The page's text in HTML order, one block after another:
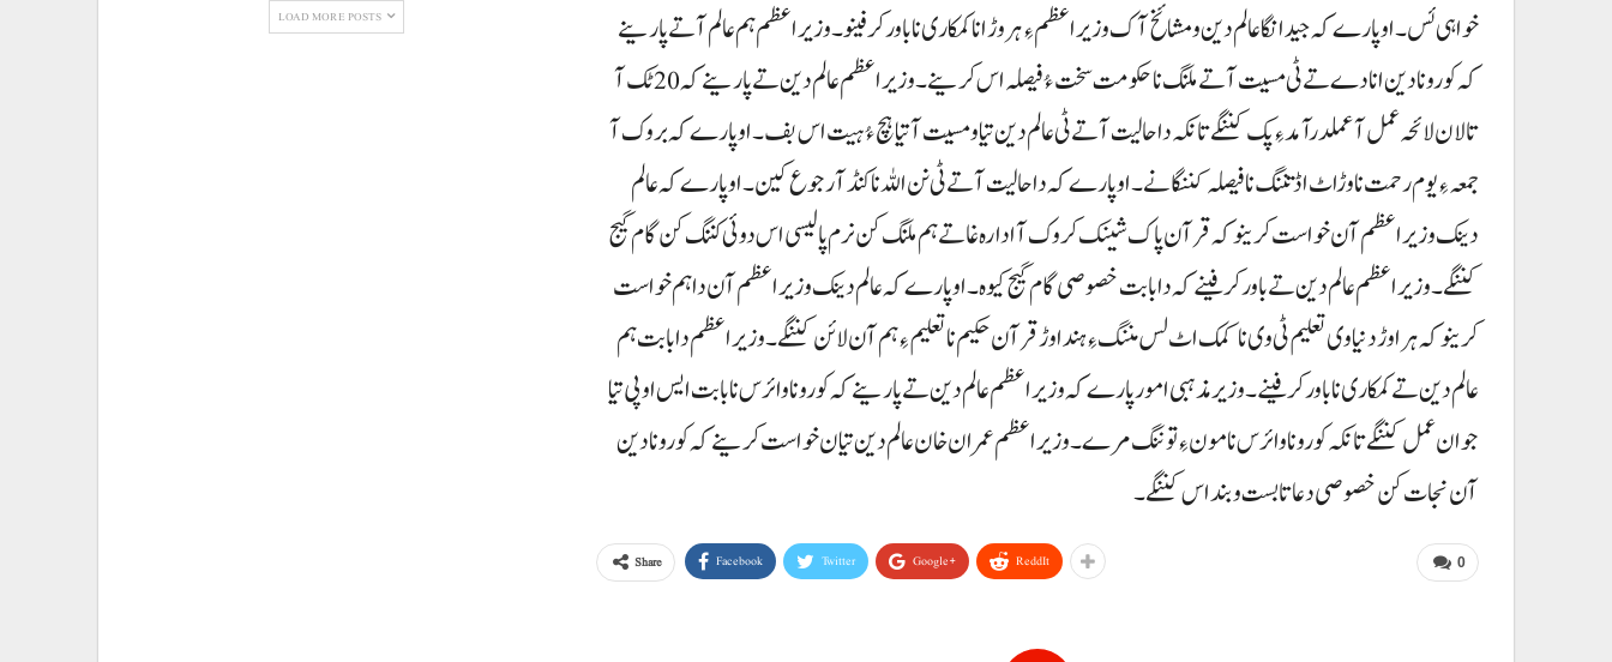
خواہی ئس۔ اوپارے کہ جید انگا عالم دین و مشائخ آک وزیراعظم ءِ ہر وڑ انا کمکاری نا باور کرفینو۔ وزیراعظم ہم عالم آتے پارینے
کہ کورونا دین انا دے تے ٹی مسیت آتے ملنگ نا حکومت سخت ءُ فیصلہ اس کرینے۔ وزیراعظم عالم دین تے پارینے کہ 20 ٹک آ
تالان لائحہ عمل آ عملدرآمد ءِ پک کننگے تانکہ دا حالیت آتے ٹی عالم دین تیا و مسیت آتیا ہچ ءُ ہیت اس بف۔ اوپارے کہ بروک آ
جمعہ ءِ یوم رحمت نا وڑاٹ اڈتننگ نا فیصلہ کننگانے۔ اوپارے کہ دا حالیت آتے ٹی نن اللہ نا کنڈ آ رجوع کین۔ او پارے کہ عالم
دینک وزیراعظم آن خواست کرینو کہ قرآن پاک شینک کروک آ ادارہ غاتے ہم ملنگ کن نرم پالیسی اس دوئی کننگ کن گام گیج
کننگے۔ وزیراعظم عالم دین تے باور کرفینے کہ دا بابت خصوصی گام گیج کیوہ۔ اوپارے کہ عالم دینک وزیراعظم آن داہم خواست
کرینو کہ ہرا وڑ دنیاوی تعلیم ٹی وی نا کمک اٹ لس مننگ ءِ ہندا وڑ قرآن حکیم نا تعلیم ءِ ہم آن لائن کننگے۔ وزیراعظم دا بابت ہم
عالم دین تے کمکاری نا باور کرفینے۔ وزیر مذہبی امور پارے کہ وزیراعظم عالم دین تے پارینے کہ کورونا وائرس نا بابت ایس او پی تیا
جوان عمل کننگے تانکہ کورونا وائرس نا مون ءِ توننگ مرے۔ وزیراعظم عمران خان عالم دین تیان خواست کرینے کہ کورونا دین
آن نجات کن خصوصی دعاتا بست و بند اس کننگے۔
0
Share Facebook Twitter Google+ ReddIt
LOAD MORE POSTS